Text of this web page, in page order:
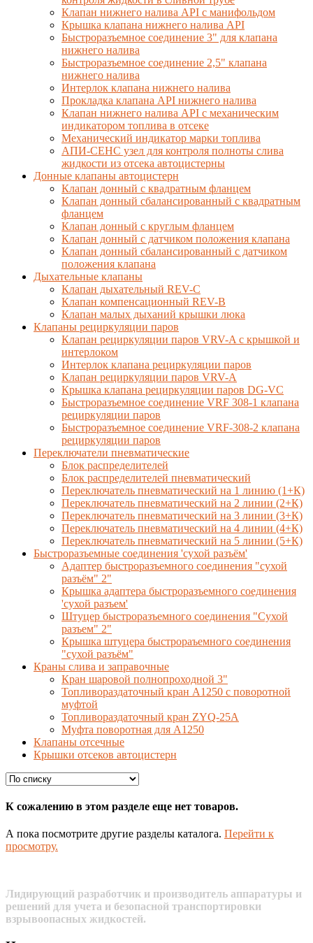
Клапан нижнего налива API с манифольдом
Крышка клапана нижнего налива API
Быстроразъемное соединение 3" для клапана
нижнего налива
Быстроразъемное соединение 2,5" клапана
нижнего налива
Интерлок клапана нижнего налива
Прокладка клапана API нижнего налива
Клапан нижнего налива API с механическим
индикатором топлива в отсеке
Механический индикатор марки топлива
АПИ-СЕНС узел для контроля полноты слива
жидкости из отсека автоцистерны
Донные клапаны автоцистерн
Клапан донный с квадратным фланцем
Клапан донный сбалансированный с квадратным
фланцем
Клапан донный с круглым фланцем
Клапан донный с датчиком положения клапана
Клапан донный сбалансированный с датчиком
положения клапана
Дыхательные клапаны
Клапан дыхательный REV-C
Клапан компенсационный REV-B
Клапан малых дыханий крышки люка
Клапаны рециркуляции паров
Клапан рециркуляции паров VRV-A с крышкой и
интерлоком
Интерлок клапана рециркуляции паров
Клапан рециркуляции паров VRV-A
Крышка клапана рециркуляции паров DG-VC
Быстроразъемное соединение VRF 308-1 клапана
рециркуляции паров
Быстроразъемное соединение VRF-308-2 клапана
рециркуляции паров
Переключатели пневматические
Блок распределителей
Блок распределителей пневматический
Переключатель пневматический на 1 линию (1+К)
Переключатель пневматический на 2 линии (2+К)
Переключатель пневматический на 3 линии (3+К)
Переключатель пневматический на 4 линии (4+К)
Переключатель пневматический на 5 линии (5+К)
Быстроразъемные соединения 'сухой разъём'
Адаптер быстроразъемного соединения "сухой
разъём" 2"
Крышка адаптера быстроразъемного соединения
'сухой разъем'
Штуцер быстроразъемного соединения "Сухой
разъем" 2"
Крышка штуцера быстрораъемного соединения
"сухой разъём"
Краны слива и заправочные
Кран шаровой полнопроходной 3"
Топливораздаточный кран A1250 с поворотной
муфтой
Топливораздаточный кран ZYQ-25A
Муфта поворотная для А1250
Клапаны отсечные
Крышки отсеков автоцистерн
К сожалению в этом разделе еще нет товаров.
А пока посмотрите другие разделы каталога. Перейти к
просмотру.
Лидирующий разработчик и производитель аппаратуры и
решений для учета и безопасной транспортировки
взрывоопасных жидкостей.